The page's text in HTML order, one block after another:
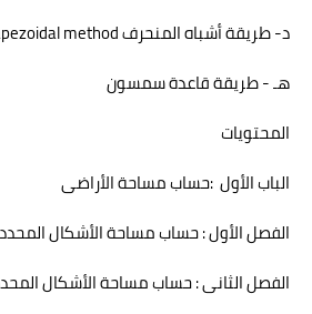
د- طريقة أشباه المنحرفmethod
هـ - طريقة قاعدة سمسون
المحتويات
الباب الأول :حساب مساحة الأراضى
الفصل الأول : حساب مساحة الأشكال
الفصل الثانى : حساب مساحة الأشكال